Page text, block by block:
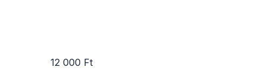
12 000 Ft